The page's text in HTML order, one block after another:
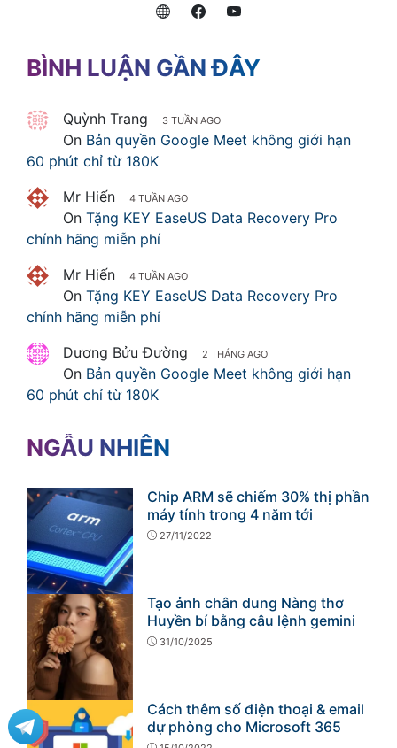
BÌNH LUẬN GẦN ĐÂY
Quỳnh Trang 3 TUẦN AGO
On Bản quyền Google Meet không giới hạn
60 phút chỉ từ 180K
Mr Hiến
4 TUẦN AGO
On Tặng KEY EaseUS Data Recovery Pro
chính hãng miễn phí
Mr Hiến
4 TUẦN AGO
On Tặng KEY EaseUS Data Recovery Pro
chính hãng miễn phí
Dương Bửu Đường
2 THÁNG AGO
On Bản quyền Google Meet không giới hạn
60 phút chỉ từ 180K
NGẪU NHIÊN
Chip ARM sẽ chiếm 30% thị phần
máy tính trong 4 năm tới
27/11/2022
Tạo ảnh chân dung Nàng thơ
Huyền bí bằng câu lệnh gemini
31/10/2025
Cách thêm số điện thoại & email
dự phòng cho Microsoft 365